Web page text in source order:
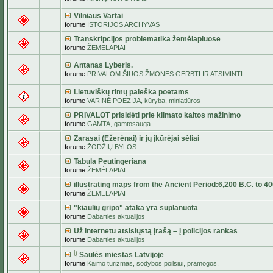
Vilniaus Vartai
forume ISTORIJOS ARCHYVAS
Transkripcijos problematika žemėlapiuose
forume ŽEMĖLAPIAI
Antanas Lyberis.
forume PRIVALOM ŠIUOS ŽMONES GERBTI IR ATSIMINTI
Lietuviškų rimų paieška poetams
forume VARINĖ POEZIJA, kūryba, miniatiūros
PRIVALOT prisidėti prie klimato kaitos mažinimo
forume GAMTA, gamtosauga
Zarasai (Ežerėnai) ir jų įkūrėjai sėliai
forume ŽODŽIŲ BYLOS
Tabula Peutingeriana
forume ŽEMĖLAPIAI
illustrating maps from the Ancient Period:6,200 B.C. to
forume ŽEMĖLAPIAI
"kiaulių gripo" ataka yra suplanuota
forume Dabarties aktualijos
Už internetu atsisiųstą įrašą – į policijos rankas
forume Dabarties aktualijos
Saulės miestas Latvijoje
forume Kaimo turizmas, sodybos poilsiui, pramogos.